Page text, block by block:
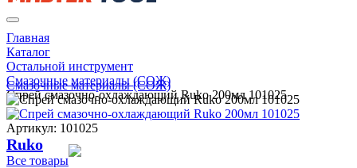
Главная
Каталог
Остальной инструмент
Смазочные материалы (СОЖ)
Спрей смазочно-охлаждающий Ruko 200мл 101025
Смазочные материалы (СОЖ)
Артикул: 101025
Ruko
Все товары